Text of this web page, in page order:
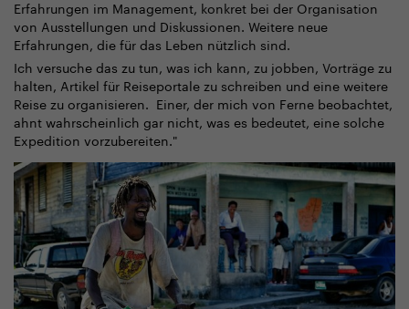
Erfahrungen im Management, konkret bei der Organisation
von Ausstellungen und Diskussionen. Weitere neue
Erfahrungen, die für das Leben nützlich sind.
Ich versuche das zu tun, was ich kann, zu jobben, Vorträge zu
halten, Artikel für Reiseportale zu schreiben und eine weitere
Reise zu organisieren. Einer, der mich von Ferne beobachtet,
ahnt wahrscheinlich gar nicht, was es bedeutet, eine solche
Expedition vorzubereiten."